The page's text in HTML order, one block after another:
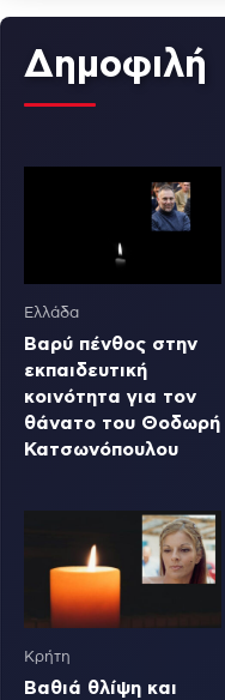
Δημοφιλή
Ελλάδα
Βαρύ πένθος στην
εκπαιδευτική
κοινότητα για τον
θάνατο του Θοδωρή
Κατσωνόπουλου
Κρήτη
Βαθιά θλίψη και